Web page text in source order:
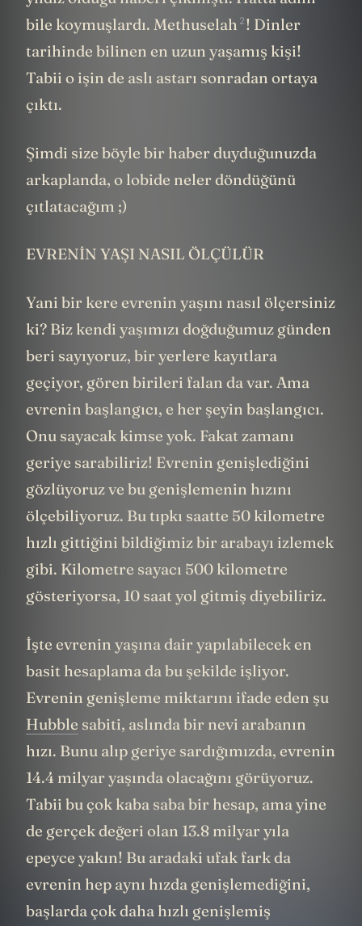
bile koymuşlardı. Methuselah 2! Dinler
tarihinde bilinen en uzun yaşamış kişi!
Tabii o işin de aslı astarı sonradan ortaya
çıktı.
Şimdi size böyle bir haber duyduğunuzda
arkaplanda, o lobide neler döndüğünü
çıtlatacağım ;)
EVRENİN YAŞI NASIL ÖLÇÜLÜR
Yani bir kere evrenin yaşını nasıl ölçersiniz
ki? Biz kendi yaşımızı doğduğumuz günden
beri sayıyoruz, bir yerlere kayıtlara
geçiyor, gören birileri falan da var. Ama
evrenin başlangıcı, e her şeyin başlangıcı.
Onu sayacak kimse yok. Fakat zamanı
geriye sarabiliriz! Evrenin genişlediğini
gözlüyoruz ve bu genişlemenin hızını
ölçebiliyoruz. Bu tıpkı saatte 50 kilometre
hızlı gittiğini bildiğimiz bir arabayı izlemek
gibi. Kilometre sayacı 500 kilometre
gösteriyorsa, 10 saat yol gitmiş diyebiliriz.
İşte evrenin yaşına dair yapılabilecek en
basit hesaplama da bu şekilde işliyor.
Evrenin genişleme miktarını ifade eden şu
Hubble sabiti, aslında bir nevi arabanın
hızı. Bunu alıp geriye sardığımızda, evrenin
14.4 milyar yaşında olacağını görüyoruz.
Tabii bu çok kaba saba bir hesap, ama yine
de gerçek değeri olan 13.8 milyar yıla
epeyce yakın! Bu aradaki ufak fark da
evrenin hep aynı hızda genişlemediğini,
başlarda çok daha hızlı genişlemiş